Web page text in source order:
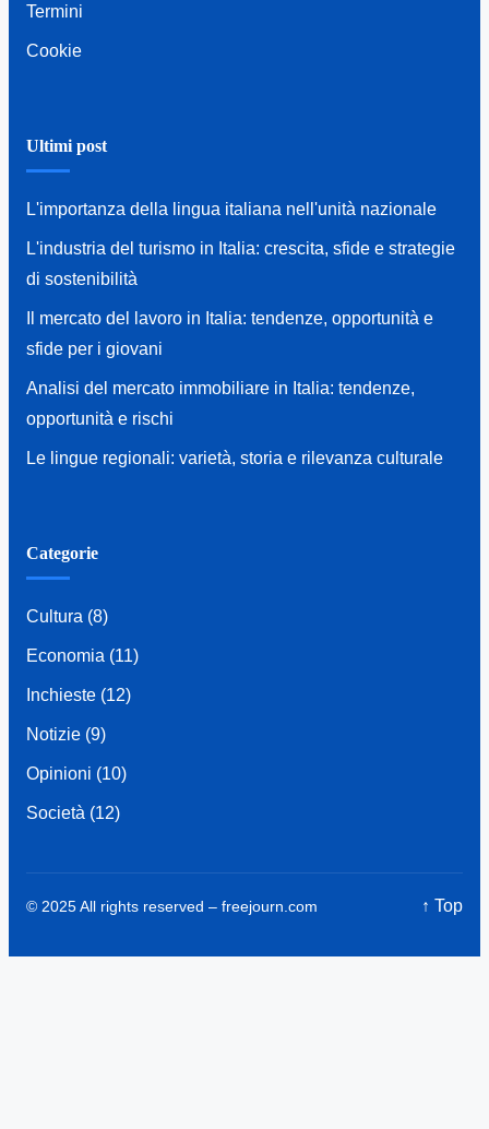
Termini
Cookie
Ultimi post
L'importanza della lingua italiana nell'unità nazionale
L'industria del turismo in Italia: crescita, sfide e strategie
di sostenibilità
Il mercato del lavoro in Italia: tendenze, opportunità e
sfide per i giovani
Analisi del mercato immobiliare in Italia: tendenze,
opportunità e rischi
Le lingue regionali: varietà, storia e rilevanza culturale
Categorie
Cultura (8)
Economia (11)
Inchieste (12)
Notizie (9)
Opinioni (10)
Società (12)
© 2025 All rights reserved – freejourn.com ↑ Top